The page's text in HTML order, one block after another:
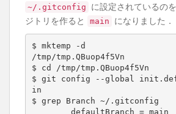
~/.gitconfig
に設定されているの
ジトリを作ると
main になりました．
$ mktemp -d
/tmp/tmp.QBuop4f5Vn
$ cd /tmp/tmp.QBuop4f5Vn
$ git config --global
in
$ grep Branch ~/.gitconfig